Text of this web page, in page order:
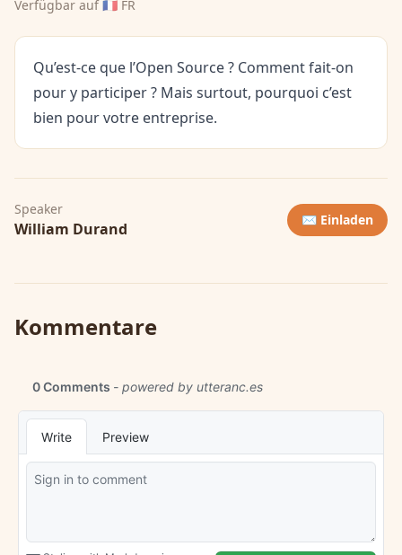
Verfügbar auf🇫🇷 FR
Qu’est-ce que l’Open Source ? Comment fait-on
pour y participer ? Mais surtout, pourquoi c’est
bien pour votre entreprise.
Speaker
William Durand ✉️ Einladen
Kommentare